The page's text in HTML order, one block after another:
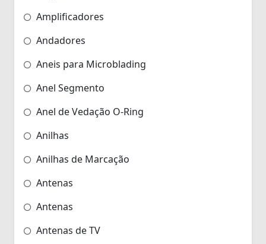
Amplificadores
Andadores
Aneis para Microblading
Anel Segmento
Anel de Vedação O-Ring
Anilhas
Anilhas de Marcação
Antenas
Antenas
Antenas de TV